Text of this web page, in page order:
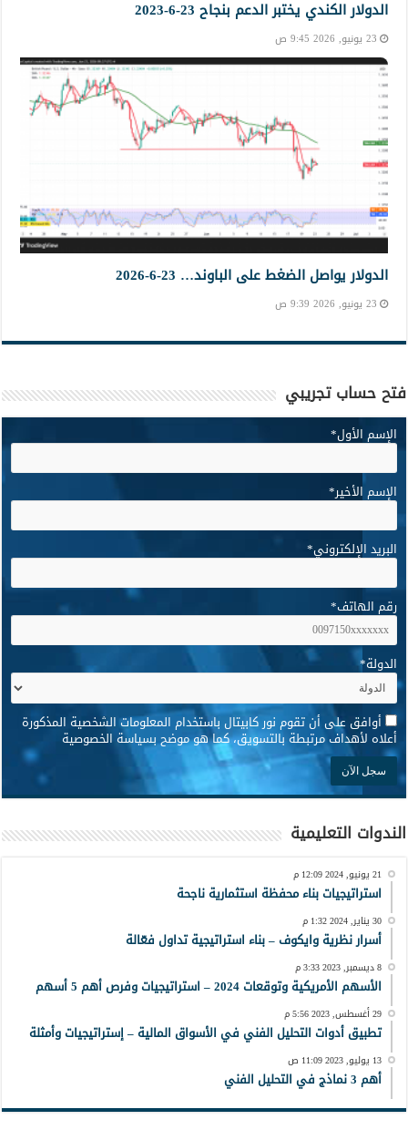
الدولار الكندي يختبر الدعم بنجاح 23-6-2023
23 يونيو, 2026 9:45 ص
الدولار يواصل الضغط على الباوند… 23-6-2026
23 يونيو, 2026 9:39 ص
فتح حساب تجريبي
الإسم الأول*
الإسم الأخير*
البريد الإلكتروني*
رقم الهاتف*
الدولة*
* أوافق على أن تقوم نور كابيتال باستخدام المعلومات الشخصية المذكورة
أعلاه لأهداف مرتبطة بالتسويق، كما هو موضح بسياسة الخصوصية
الندوات التعليمية
21 يونيو, 2024 12:09 م
استراتيجيات بناء محفظة استثمارية ناجحة
30 يناير, 2024 1:32 م
أسرار نظرية وايكوف – بناء استراتيجية تداول فعّالة
8 ديسمبر, 2023 3:33 م
الأسهم الأمريكية وتوقعات 2024 – استراتيجيات وفرص أهم 5 أسهم
29 أغسطس, 2023 5:56 م
تطبيق أدوات التحليل الفني في الأسواق المالية – إستراتيجيات وأمثلة
13 يوليو, 2023 11:09 ص
أهم 3 نماذج في التحليل الفني